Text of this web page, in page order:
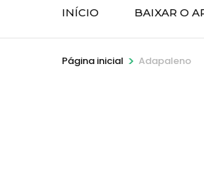
INÍCIO BAIXAR O
Página inicial > Adapaleno